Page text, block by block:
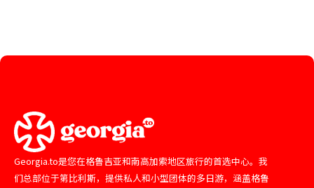
Georgia.to是您在格鲁吉亚和南高加索地区旅行的首选中心。我
们总部位于第比利斯，提供私人和小型团体的多日游，涵盖格鲁